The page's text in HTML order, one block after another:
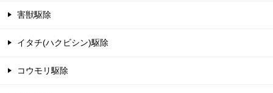
害獣駆除
イタチ(ハクビシン)駆除
コウモリ駆除